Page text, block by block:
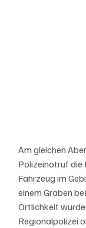
Am gleichen
Polizeinotruf die
Fahrzeug im
einem Graben
Örtlichkeit
Regionalpolizei